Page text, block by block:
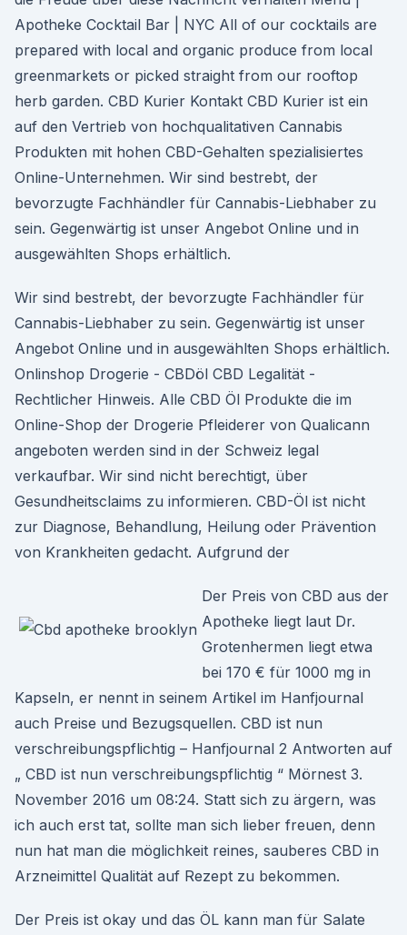
Apotheke Cocktail Bar | NYC All of our cocktails are
prepared with local and organic produce from local
greenmarkets or picked straight from our rooftop
herb garden. CBD Kurier Kontakt CBD Kurier ist ein
auf den Vertrieb von hochqualitativen Cannabis
Produkten mit hohen CBD-Gehalten spezialisiertes
Online-Unternehmen. Wir sind bestrebt, der
bevorzugte Fachhändler für Cannabis-Liebhaber zu
sein. Gegenwärtig ist unser Angebot Online und in
ausgewählten Shops erhältlich.
Wir sind bestrebt, der bevorzugte Fachhändler für
Cannabis-Liebhaber zu sein. Gegenwärtig ist unser
Angebot Online und in ausgewählten Shops erhältlich.
Onlinshop Drogerie - CBDöl CBD Legalität -
Rechtlicher Hinweis. Alle CBD Öl Produkte die im
Online-Shop der Drogerie Pfleiderer von Qualicann
angeboten werden sind in der Schweiz legal
verkaufbar. Wir sind nicht berechtigt, über
Gesundheitsclaims zu informieren. CBD-Öl ist nicht
zur Diagnose, Behandlung, Heilung oder Prävention
von Krankheiten gedacht. Aufgrund der
Der Preis von CBD aus der
Apotheke liegt laut Dr.
Grotenhermen liegt etwa
bei 170 € für 1000 mg in
Kapseln, er nennt in seinem Artikel im Hanfjournal
auch Preise und Bezugsquellen. CBD ist nun
verschreibungspflichtig – Hanfjournal 2 Antworten auf
„ CBD ist nun verschreibungspflichtig “ Mörnest 3.
November 2016 um 08:24. Statt sich zu ärgern, was
ich auch erst tat, sollte man sich lieber freuen, denn
nun hat man die möglichkeit reines, sauberes CBD in
Arzneimittel Qualität auf Rezept zu bekommen.
Der Preis ist okay und das ÖL kann man für Salate